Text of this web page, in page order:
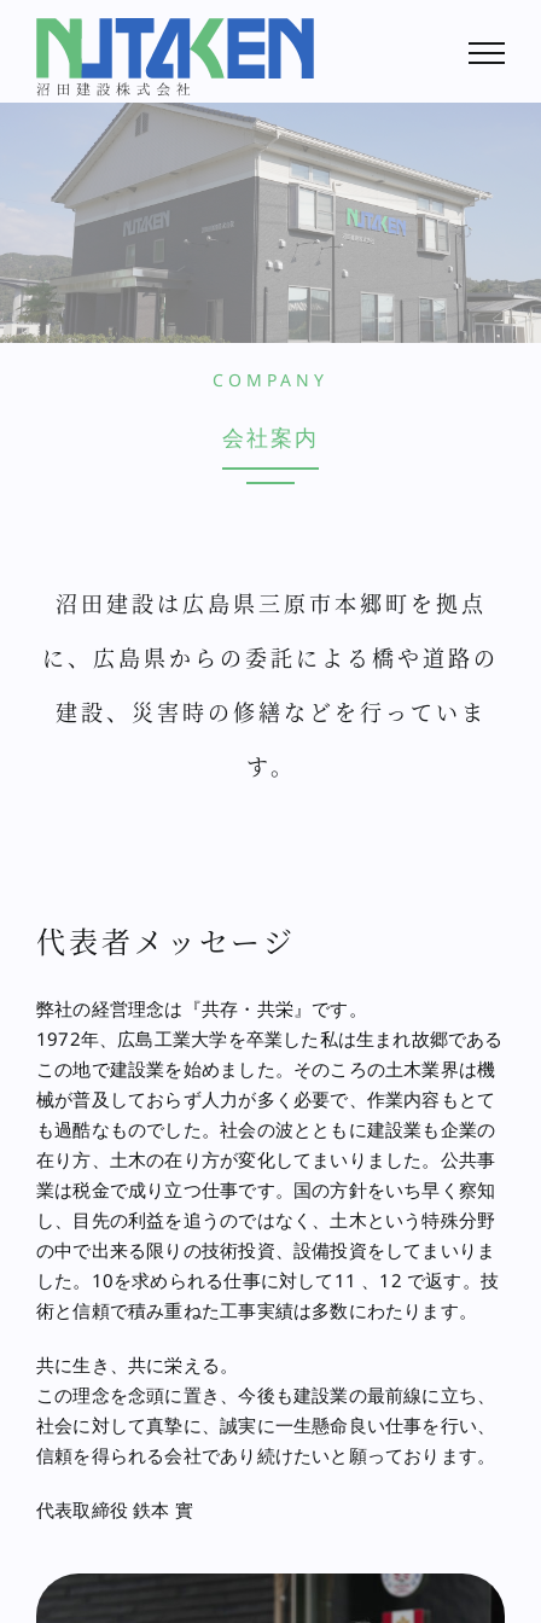
COMPANY
会社案内
沼田建設は広島県三原市本郷町を拠点
に、広島県からの委託による橋や道路の
建設、災害時の修繕などを行っていま
す。
代表者メッセージ
弊社の経営理念は『共存・共栄』です。
1972年、広島工業大学を卒業した私は生まれ故郷である
この地で建設業を始めました。そのころの土木業界は機
械が普及しておらず人力が多く必要で、作業内容もとて
も過酷なものでした。社会の波とともに建設業も企業の
在り方、土木の在り方が変化してまいりました。公共事
業は税金で成り立つ仕事です。国の方針をいち早く察知
し、目先の利益を追うのではなく、土木という特殊分野
の中で出来る限りの技術投資、設備投資をしてまいりま
した。10を求められる仕事に対して11 、12 で返す。技
術と信頼で積み重ねた工事実績は多数にわたります。
共に生き、共に栄える。
この理念を念頭に置き、今後も建設業の最前線に立ち、
社会に対して真摯に、誠実に一生懸命良い仕事を行い、
信頼を得られる会社であり続けたいと願っております。
代表取締役 鉄本 實